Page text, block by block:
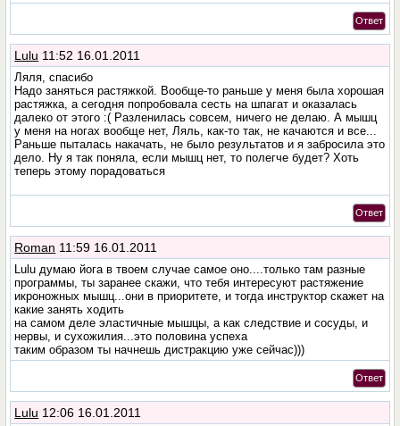
Ответ
Lulu 11:52 16.01.2011
Ляля, спасибо
Надо заняться растяжкой. Вообще-то раньше у меня была хорошая
растяжка, а сегодня попробовала сесть на шпагат и оказалась
далеко от этого :( Разленилась совсем, ничего не делаю. А мышц
у меня на ногах вообще нет, Ляль, как-то так, не качаются и все...
Раньше пыталась накачать, не было результатов и я забросила это
дело. Ну я так поняла, если мышц нет, то полегче будет? Хоть
теперь этому порадоваться
Ответ
Roman 11:59 16.01.2011
Lulu думаю йога в твоем случае самое оно....только там разные
программы, ты заранее скажи, что тебя интересуют растяжение
икроножных мышц...они в приоритете, и тогда инструктор скажет на
какие занять ходить
на самом деле эластичные мышцы, а как следствие и сосуды, и
нервы, и сухожилия...это половина успеха
таким образом ты начнешь дистракцию уже сейчас)))
Ответ
Lulu 12:06 16.01.2011